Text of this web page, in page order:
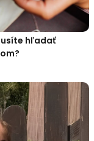
hľadať